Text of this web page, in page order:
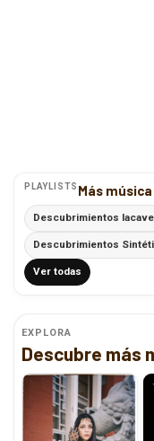
PLAYLISTS Más
Descubrimientos
Descubrimientos
Ver todas
EXPLORA
Descubre más